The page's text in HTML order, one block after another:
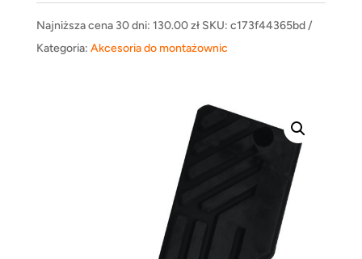
Najniższa cena 30 dni: 130.00zł SKU: c173f44365bd
Kategoria: Akcesoria do montażownic